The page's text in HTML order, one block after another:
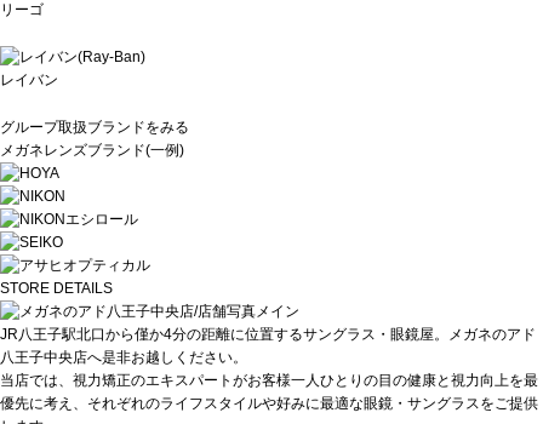
リーゴ
レイバン
グループ取扱ブランドをみる
メガネレンズブランド(一例)
STORE DETAILS
JR八王子駅北口から僅か4分の距離に位置するサングラス・眼鏡屋。メガネのアド
八王子中央店へ是非お越しください。
当店では、視力矯正のエキスパートがお客様一人ひとりの目の健康と視力向上を最
優先に考え、それぞれのライフスタイルや好みに最適な眼鏡・サングラスをご提供